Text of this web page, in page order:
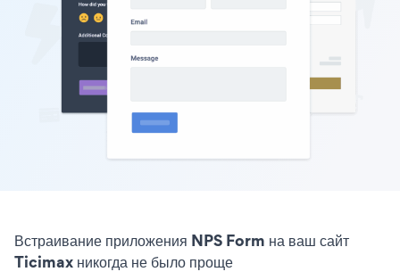
Встраивание приложения NPS Form на ваш сайт
Ticimax никогда не было проще